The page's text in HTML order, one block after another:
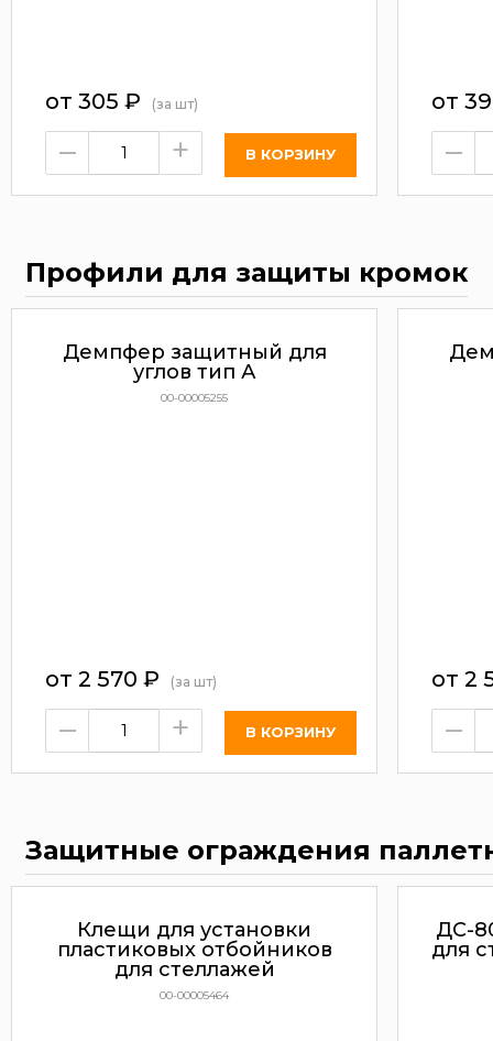
от 305 ₽ (за шт)
– +
от
–
Профили для защиты кромок
Демпфер защитный для
углов тип А
00-00005255
от 2 570 ₽ (за шт)
– +
от 2
–
Защитные ограждения
Клещи для установки
пластиковых отбойников
для стеллажей
00-00005464
ДС-
для